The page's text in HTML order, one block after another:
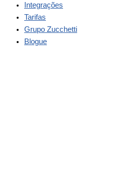
Integrações
Tarifas
Grupo Zucchetti
Blogue